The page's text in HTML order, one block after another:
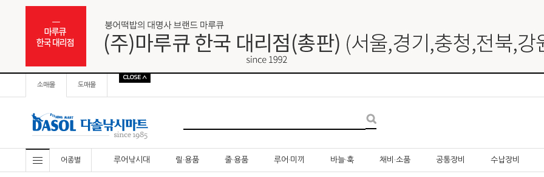
소매몰 도매몰
어종별 루어낚시대 릴·용품 줄·용품 루어·미끼 바늘·훅 채비·소품 공통장비 수납장비